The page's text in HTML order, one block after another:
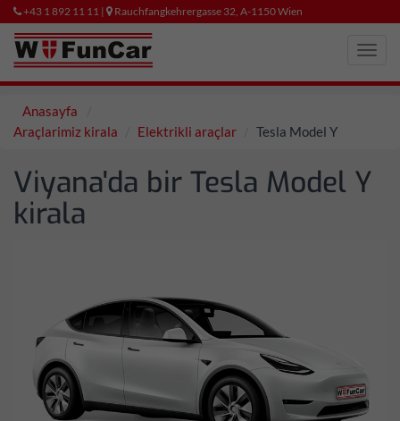
+43 1 892 11 11 | Rauchfangkehrergasse 32, A-1150 Wien
Anasayfa
Araçlarimiz kirala
Elektrikli araçlar Tesla Model Y
Viyana'da bir Tesla Model Y
kirala